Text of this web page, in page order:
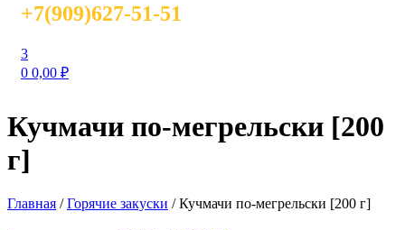
+7(909)627-51-51
3
0 0,00 ₽
Кучмачи по-мегрельски [200
г]
Главная /Горячие закуски /Кучмачи по-мегрельски [200 г]